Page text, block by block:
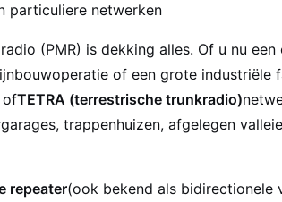
particuliere netwerken
(PMR) is dekking alles. Of u nu
of een grote
ofTETRA (terrestrische trunkradio)
trappenhuizen, afgelegen
repeater(ook bekend als bidirectionele